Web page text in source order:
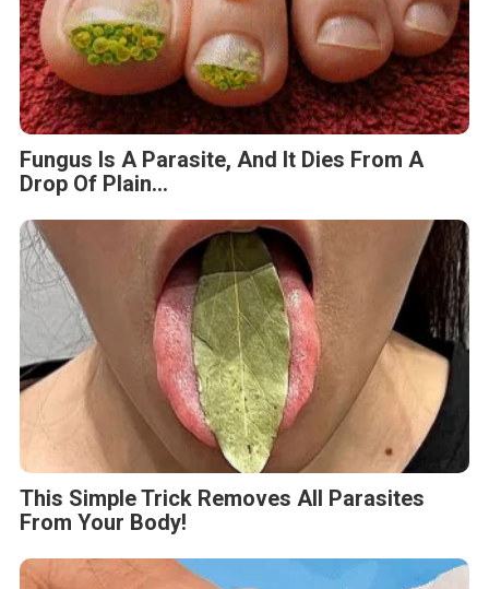
Fungus Is A Parasite, And It Dies From A
Drop Of Plain...
This Simple Trick Removes All Parasites
From Your Body!